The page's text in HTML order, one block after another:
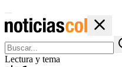
Lectura y tema